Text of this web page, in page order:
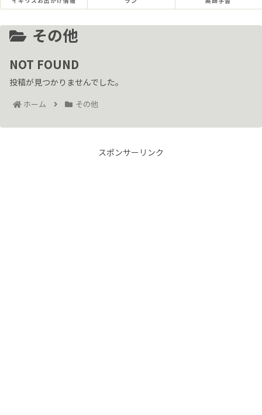
その他
NOT FOUND
投稿が見つかりませんでした。
ホーム その他
スポンサーリンク